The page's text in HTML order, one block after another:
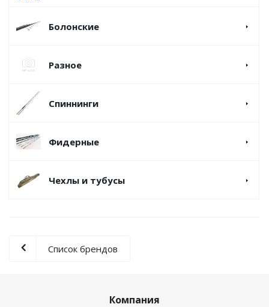
Болонские
Разное
Спиннинги
Фидерные
Чехлы и тубусы
Список брендов
Компания